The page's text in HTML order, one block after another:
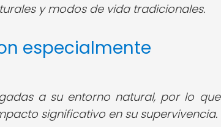
y modos de vida tradicionales.
especialmente
a su entorno natural, por lo que
significativo en su supervivencia.